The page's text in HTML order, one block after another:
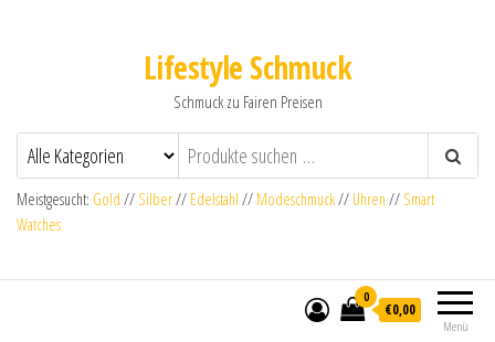
Lifestyle Schmuck
Schmuck zu Fairen Preisen
Meistgesucht: Gold // Silber// Edelstahl // Modeschmuck// Uhren // Smart
Watches
Menü
0
€0,00